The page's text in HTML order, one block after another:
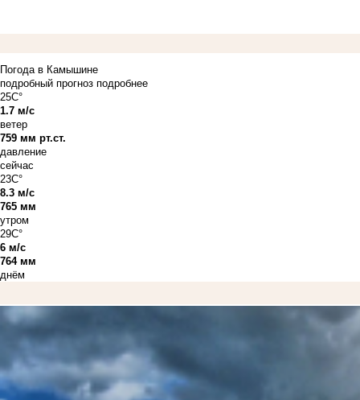
Погода в Камышине
подробный прогноз подробнее
25C°
1.7 м/с
ветер
759 мм рт.ст.
давление
сейчас
23C°
8.3 м/с
765 мм
утром
29C°
6 м/с
764 мм
днём